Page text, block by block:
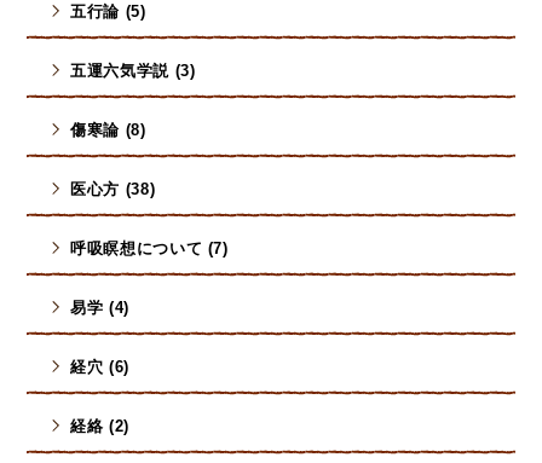
五行論 (5)
五運六気学説 (3)
傷寒論 (8)
医心方 (38)
呼吸瞑想について (7)
易学 (4)
経穴 (6)
経絡 (2)